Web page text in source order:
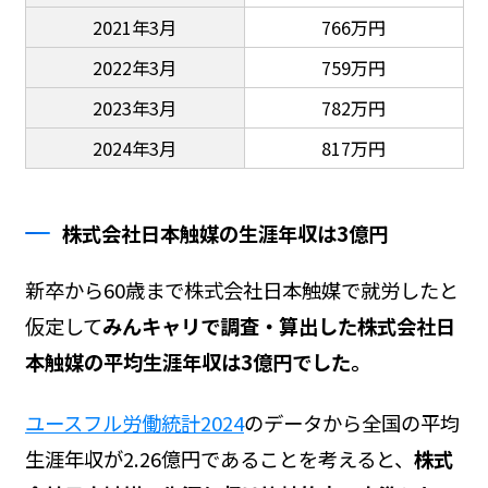
2021年3月
766万円
2022年3月
759万円
2023年3月
782万円
2024年3月
817万円
株式会社日本触媒の生涯年収は3億円
新卒から60歳まで株式会社日本触媒で就労したと
仮定してみんキャリで調査・算出した株式会社日
本触媒の平均生涯年収は3億円でした。
ユースフル労働統計2024のデータから全国の平均
生涯年収が2.26億円であることを考えると、 株式